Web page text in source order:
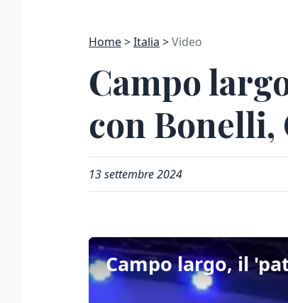
Home Italia Video
Campo
con Bonelli,
13 settembre 2024